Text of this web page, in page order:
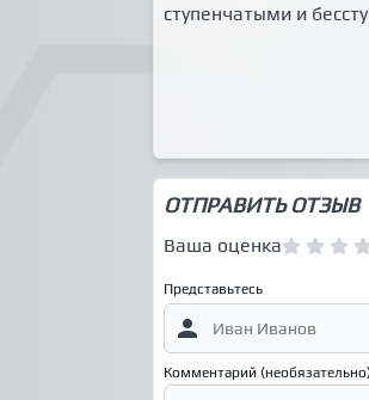
ступенчатыми и
ОТПРАВИТЬ ОТЗЫВ
Ваша оценка
Представьтесь
Комментарий (необязательно)